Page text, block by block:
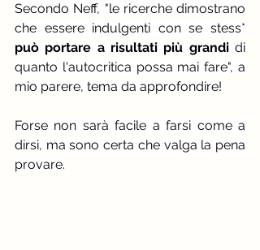
Secondo Neff, "le ricerche dimostrano
può portare a risultati più grandi di
quanto l'autocritica possa mai fare", a
mio parere, tema da approfondire!
Forse non sarà facile a farsi come a
dirsi, ma sono certa che valga la pena
provare.